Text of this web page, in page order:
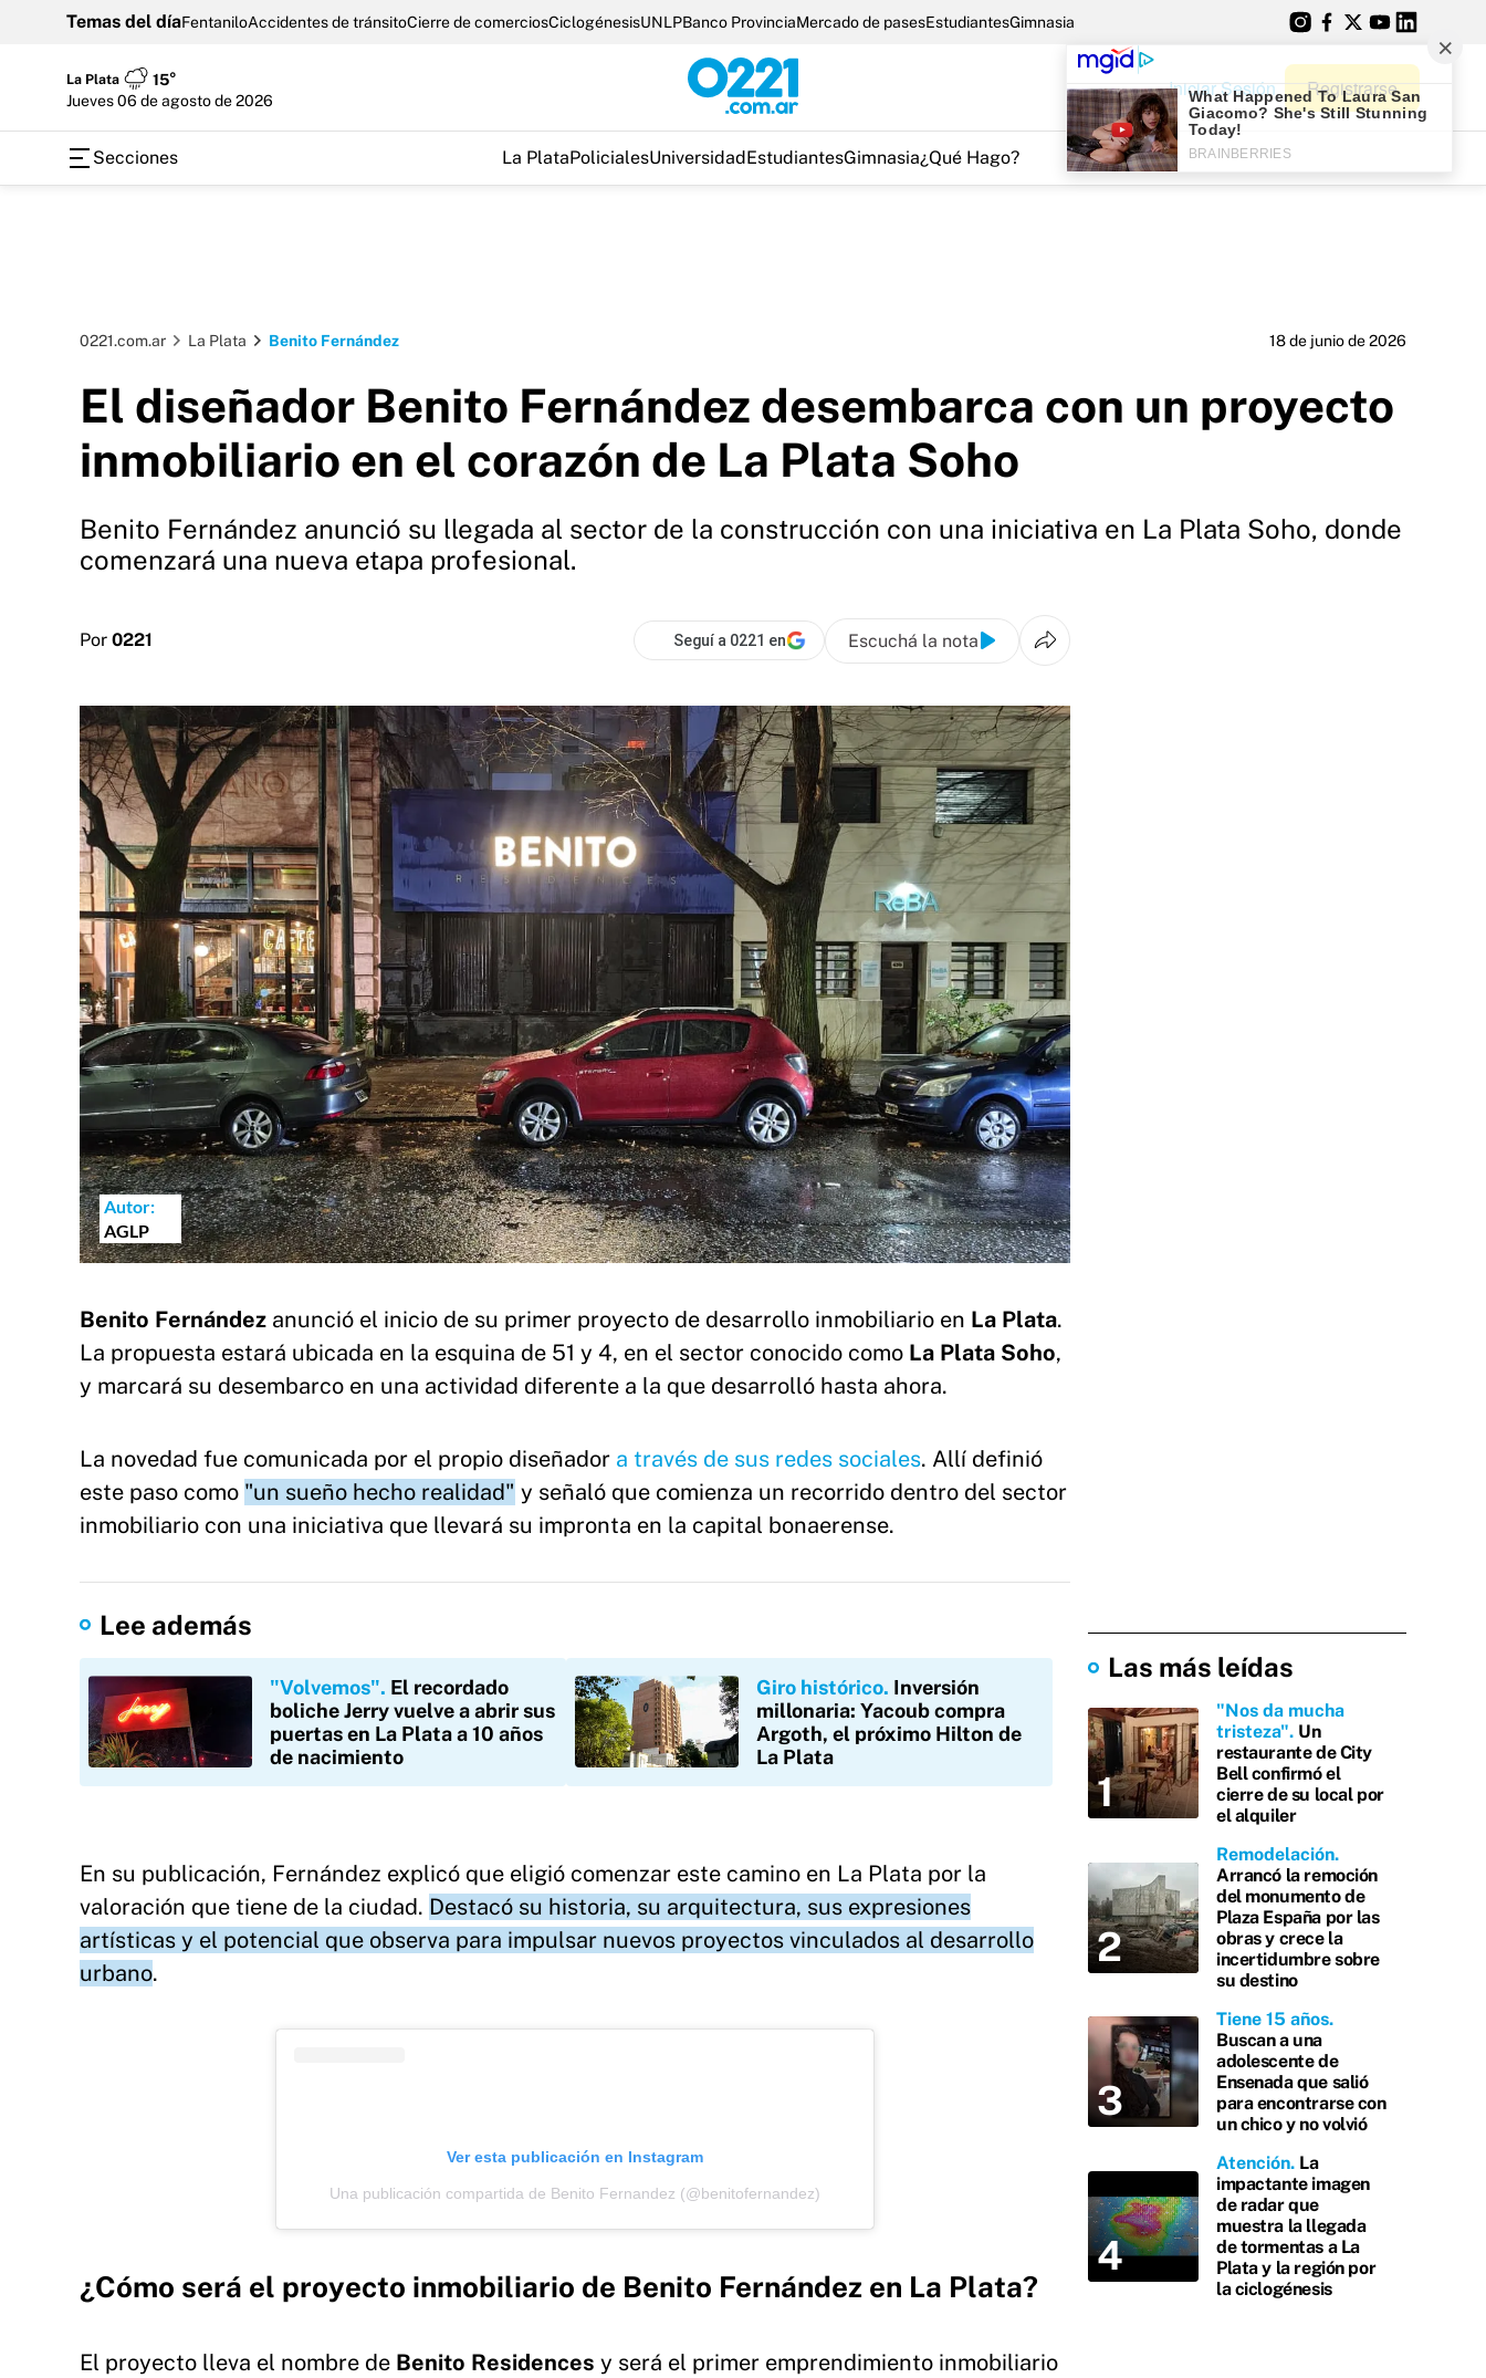
Temas del díaFentaniloAccidentes de tránsitoCierre de comerciosCiclogénesisUNLPBanco ProvinciaMercado de pasesEstudiantesGimnasia
La Plata
15°
jueves 06 de agosto de 2026
Iniciar Sesión Registrarse
Secciones La PlataPolicialesUniversidadEstudiantesGimnasia¿Qué Hago?
0221.com.ar La Plata Benito Fernández 18 de junio de 2026
El diseñador Benito Fernández desembarca con un proyecto
inmobiliario en el corazón de La Plata Soho
Benito Fernández anunció su llegada al sector de la construcción con una iniciativa en La Plata Soho, donde
comenzará una nueva etapa profesional.
Por 0221 Seguí a 0221 en Escuchá la nota
Autor:
AGLP
Benito Fernández anunció el inicio de su primer proyecto de desarrollo inmobiliario en La Plata.
La propuesta estará ubicada en la esquina de 51 y 4, en el sector conocido como La Plata Soho,
y marcará su desembarco en una actividad diferente a la que desarrolló hasta ahora.
La novedad fue comunicada por el propio diseñador a través de sus redes sociales. Allí definió
este paso como "un sueño hecho realidad" y señaló que comienza un recorrido dentro del sector
inmobiliario con una iniciativa que llevará su impronta en la capital bonaerense.
Lee además
"Volvemos" El recordado
boliche Jerry vuelve a abrir sus
puertas en La Plata a 10 años
de nacimiento
Giro histórico Inversión
millonaria: Yacoub compra
Argoth, el próximo Hilton de
La Plata
En su publicación, Fernández explicó que eligió comenzar este camino en La Plata por la
valoración que tiene de la ciudad. Destacó su historia, su arquitectura, sus expresiones
artísticas y el potencial que observa para impulsar nuevos proyectos vinculados al desarrollo
urbano.
Ver esta publicación en Instagram
Una publicación compartida de Benito Fernandez (@benitofernandez)
¿Cómo será el proyecto inmobiliario de Benito Fernández en La Plata?
El proyecto lleva el nombre de Benito Residences y será el primer emprendimiento inmobiliario
Las más leídas
"Nos da mucha
tristeza" Un
restaurante de City
Bell confirmó el
cierre de su local por
el alquiler
Remodelación
Arrancó la remoción
del monumento de
Plaza España por las
obras y crece la
incertidumbre sobre
su destino
Tiene 15 años
Buscan a una
adolescente de
Ensenada que salió
para encontrarse con
un chico y no volvió
Atención La
impactante imagen
de radar que
muestra la llegada
de tormentas a La
Plata y la región por
la ciclogénesis